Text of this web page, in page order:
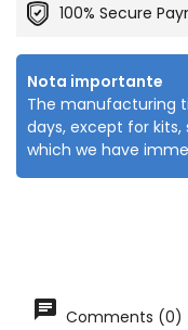
100% Secure
Nota importante
The manufacturing
days, except for kits,
which we have
Comments (0)